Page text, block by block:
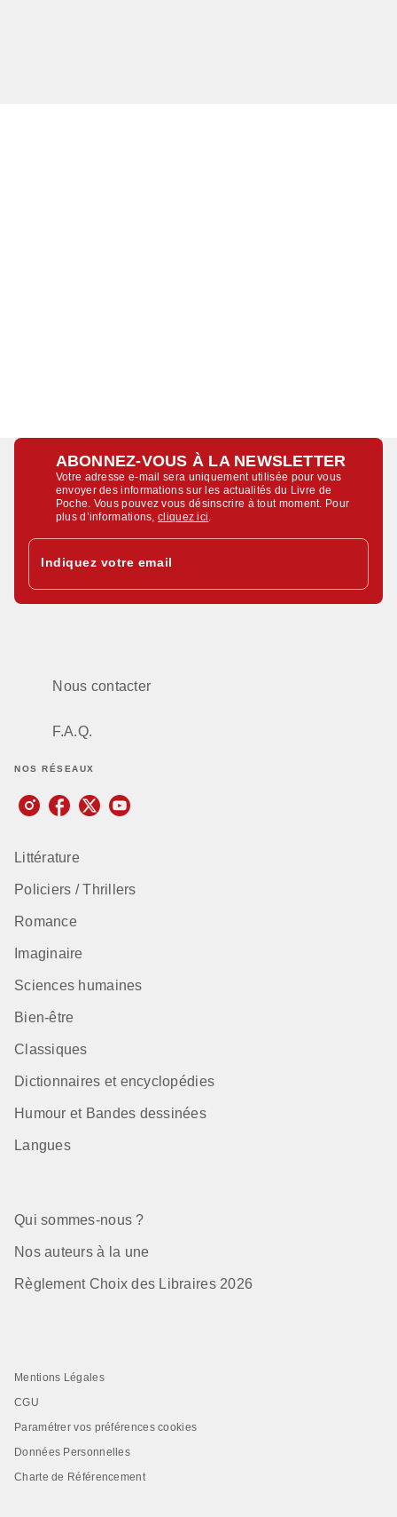
ABONNEZ-VOUS À LA NEWSLETTER
Votre adresse e-mail sera uniquement utilisée pour vous
envoyer des informations sur les actualités du Livre de
Poche. Vous pouvez vous désinscrire à tout moment. Pour
plus d’informations,cliquez ici.
Indiquez votre email
Nous contacter
F.A.Q.
NOS RÉSEAUX
Littérature
Policiers / Thrillers
Romance
Imaginaire
Sciences humaines
Bien-être
Classiques
Dictionnaires et encyclopédies
Humour et Bandes dessinées
Langues
Qui sommes-nous ?
Nos auteurs à la une
Règlement Choix des Libraires 2026
Mentions Légales
CGU
Paramétrer vos préférences cookies
Données Personnelles
Charte de Référencement